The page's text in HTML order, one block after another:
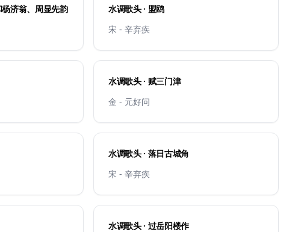
济翁、周显先韵
水调歌头 · 盟鸥
宋 - 辛弃疾
水调歌头 · 赋三门津
金 - 元好问
水调歌头 · 落日古城角
宋 - 辛弃疾
水调歌头 · 过岳阳楼作